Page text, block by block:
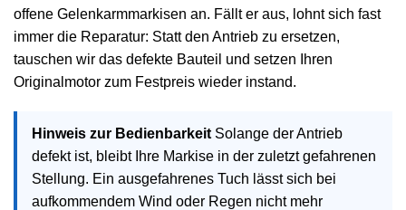
offene Gelenkarmmarkisen an. Fällt er aus, lohnt sich fast
immer die Reparatur: Statt den Antrieb zu ersetzen,
tauschen wir das defekte Bauteil und setzen Ihren
Originalmotor zum Festpreis wieder instand.
Hinweis zur Bedienbarkeit Solange der Antrieb
defekt ist, bleibt Ihre Markise in der zuletzt gefahrenen
Stellung. Ein ausgefahrenes Tuch lässt sich bei
aufkommendem Wind oder Regen nicht mehr